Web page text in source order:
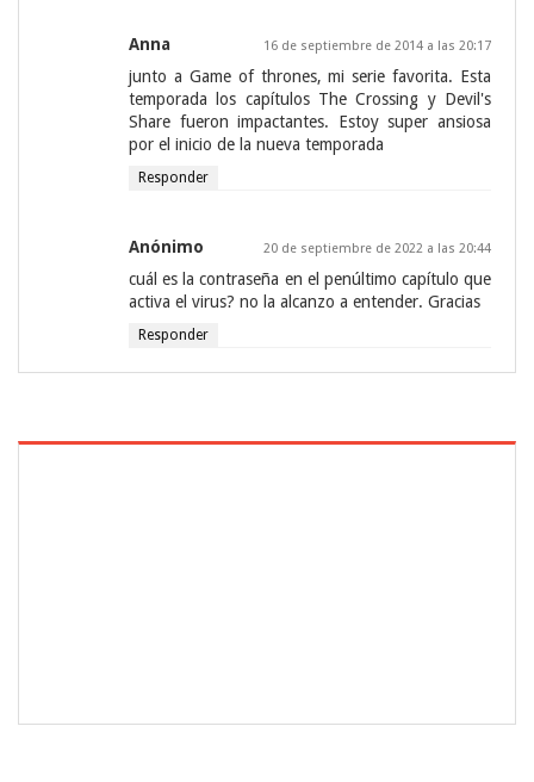
Anna 16 de septiembre de 2014 a las 20:17
junto a Game of thrones, mi serie favorita. Esta
temporada los capítulos The Crossing y Devil's
Share fueron impactantes. Estoy super ansiosa
por el inicio de la nueva temporada
Responder
Anónimo 20 de septiembre de 2022 a las 20:44
cuál es la contraseña en el penúltimo capítulo que
activa el virus? no la alcanzo a entender. Gracias
Responder